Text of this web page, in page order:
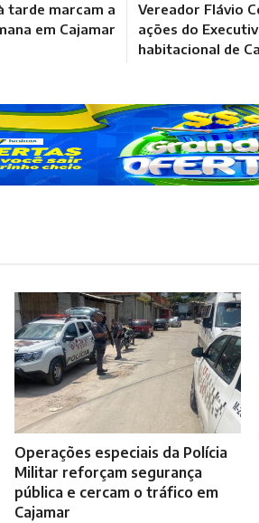
tarde marcam a
em Cajamar
Vereador Flávio
ações do
habitacional de
Operações especiais da Polícia
Militar reforçam segurança
pública e cercam o tráfico em
Cajamar